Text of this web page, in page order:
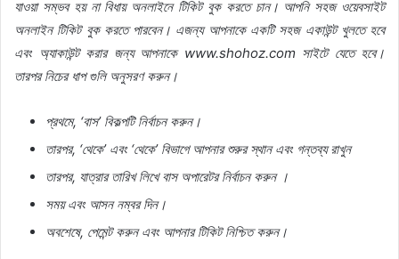
যাওয়া সম্ভব হয় না বিধায় অনলাইনে টিকিট বুক করতে চান। আপনি সহজ ওয়েবসাইট
অনলাইন টিকিট বুক করতে পারবেন। এজন্য আপনাকে একটি সহজ একাউন্ট খুলতে হবে
এবং অ্যাকাউন্ট করার জন্য আপনাকেwww.shohoz.com সাইটে যেতে হবে।
তারপর নিচের ধাপ গুলি অনুসরণ করুন।
প্রথমে, ‘বাস’ বিকল্পটি নির্বাচন করুন।
তারপর, ‘থেকে’ এবং ‘থেকে’ বিভাগে আপনার শুরুর স্থান এবং গন্তব্য রাখুন
তারপর, যাত্রার তারিখ লিখে বাস অপারেটর নির্বাচন করুন ।
সময় এবং আসন নম্বর দিন।
অবশেষে, পেমেন্ট করুন এবং আপনার টিকিট নিশ্চিত করুন।